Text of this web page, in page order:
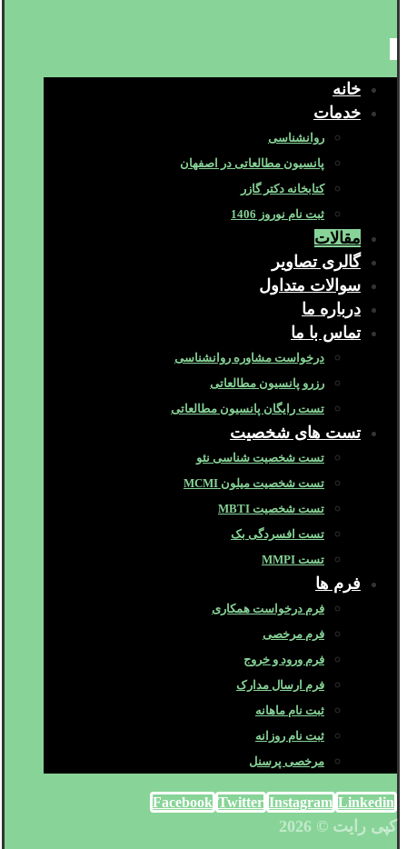
خانه
خدمات
روانشناسی
پانسیون مطالعاتی در اصفهان
کتابخانه دکتر گازر
ثبت نام نوروز 1406
مقالات
گالری تصاویر
سوالات متداول
درباره ما
تماس با ما
درخواست مشاوره روانشناسی
رزرو پانسیون مطالعاتی
تست رایگان پانسیون مطالعاتی
تست های شخصیت
تست شخصیت شناسی نئو
تست شخصیت میلون MCMI
تست شخصیت MBTI
تست افسردگی بک
تست MMPI
فرم ها
فرم درخواست همکاری
فرم مرخصی
فرم ورود و خروج
فرم ارسال مدارک
ثبت نام ماهانه
ثبت نام روزانه
مرخصی پرسنل
Facebook Twitter Instagram Linkedin
کپی رایت © 2026